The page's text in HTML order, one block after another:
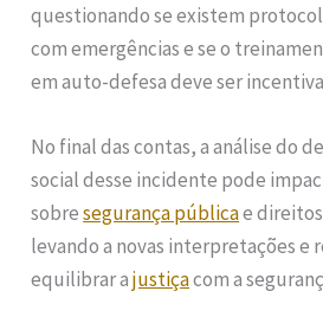
questionando se existem
com emergências e se o
em auto-defesa deve ser
No final das contas, a análise do
social desse incidente pode
sobresegurança públicae
levando a novas interpretações e
equilibrar ajustiçacom a